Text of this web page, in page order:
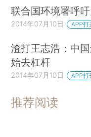
联合国环境署呼
2014年07月10日 APP打
渣打王志浩：中
始去杠杆
2014年07月10日 APP打
推荐阅读